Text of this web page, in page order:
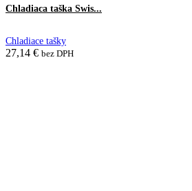
Chladiaca taška Swis...
Chladiace tašky
27,14 € bez DPH